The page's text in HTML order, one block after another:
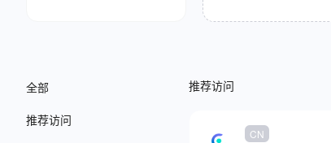
全部
推荐访问
推荐访问
CN